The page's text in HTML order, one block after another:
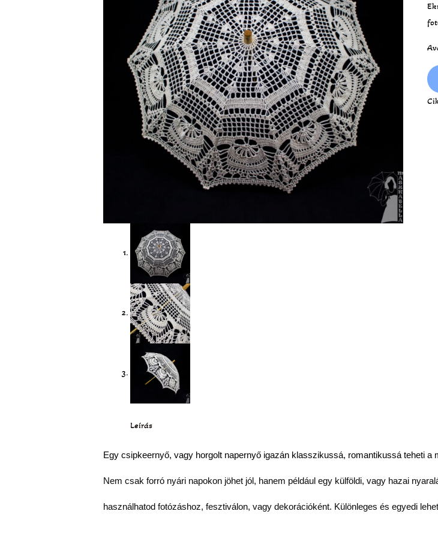
Leírás
Egy csipkeernyő, vagy horgolt napernyő igazán klasszikussá, romantikussá teheti a
Nem csak forró nyári napokon jöhet jól, hanem például egy külföldi, vagy hazai
használhatod fotózáshoz, fesztiválon, vagy dekorációként. Különleges és egyedi